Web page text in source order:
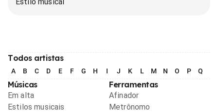
Todos artistas
A B C D E F G H I J K L M N O P Q
Músicas
Em alta
Estilos musicais
Ferramentas
Afinador
Metrônomo